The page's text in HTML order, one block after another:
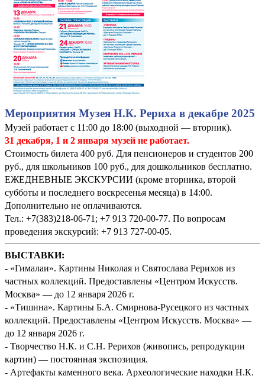
Мероприятия Музея Н.К. Рериха в декабре 2025
Музей работает с 11:00 до 18:00 (выходной — вторник).
31 декабря, 1 и 2 января музей не работает.
Стоимость билета 400 руб. Для пенсионеров и студентов 200
руб., для школьников 100 руб., для дошкольников бесплатно.
ЕЖЕДНЕВНЫЕ ЭКСКУРСИИ (кроме вторника, второй
субботы и последнего воскресенья месяца) в 14:00.
Дополнительно не оплачиваются.
Тел.: +7(383)218-06-71; +7 913 720-00-77. По вопросам
проведения экскурсий: +7 913 727-00-05.
ВЫСТАВКИ:
- «Гималаи». Картины Николая и Святослава Рерихов из
частных коллекций. Предоставлены «Центром Искусств.
Москва» — до 12 января 2026 г.
- «Тишина». Картины Б.А. Смирнова-Русецкого из частных
коллекций. Предоставлены «Центром Искусств. Москва» —
до 12 января 2026 г.
- Творчество Н.К. и С.Н. Рерихов (живопись, репродукции
картин) — постоянная экспозиция.
- Артефакты каменного века. Археологические находки Н.К.